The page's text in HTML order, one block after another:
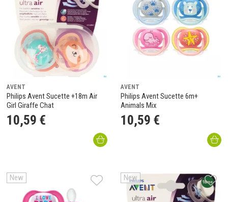
AVENT
Philips Avent Sucette +18m Air
Girl Giraffe Chat
10,59 €
AVENT
Philips Avent Sucette 6m+
Animals Mix
10,59 €
New New